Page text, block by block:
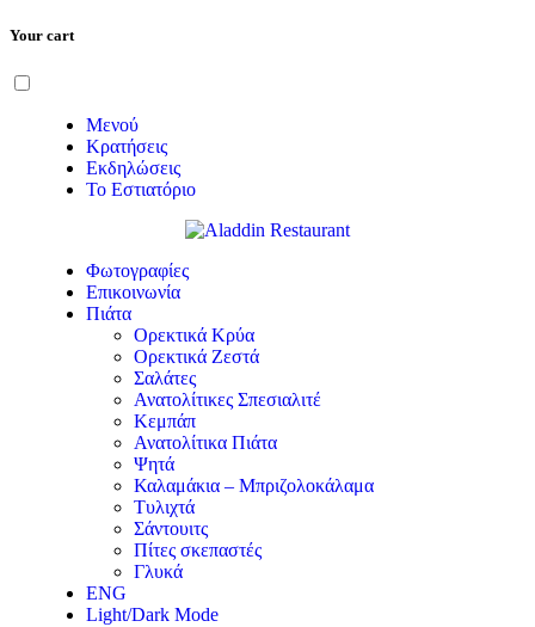
Your cart
Μετάβαση
περιεχόμενοΜενού
Κρατήσεις
Εκδηλώσεις
Το Εστιατόριο
Φωτογραφίες
Επικοινωνία
Πιάτα
Ορεκτικά Κρύα
Ορεκτικά Ζεστά
Σαλάτες
Ανατολίτικες Σπεσιαλιτέ
Κεμπάπ
Ανατολίτικα Πιάτα
Ψητά
Καλαμάκια – Μπριζολοκάλαμα
Τυλιχτά
Σάντουιτς
Πίτες σκεπαστές
Γλυκά
ENG
Light/Dark Mode